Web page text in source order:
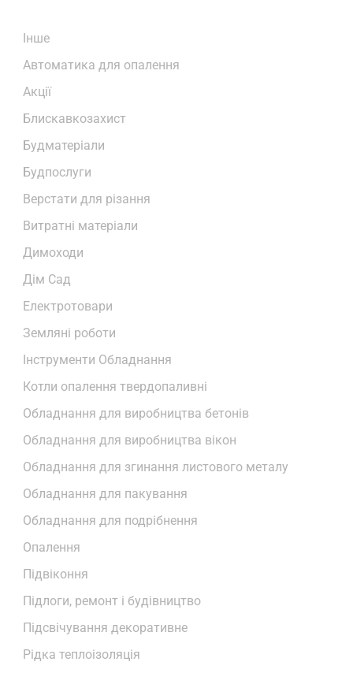
Iнше
Автоматика для опалення
Акції
Блискавкозахист
Будматеріали
Будпослуги
Верстати для різання
Витратні матеріали
Димоходи
Дім Сад
Електротовари
Земляні роботи
Інструменти Обладнання
Котли опалення твердопаливні
Обладнання для виробництва бетонів
Обладнання для виробництва вікон
Обладнання для згинання листового металу
Обладнання для пакування
Обладнання для подрібнення
Опалення
Підвіконня
Підлоги, ремонт і будівництво
Підсвічування декоративне
Рідка теплоізоляція